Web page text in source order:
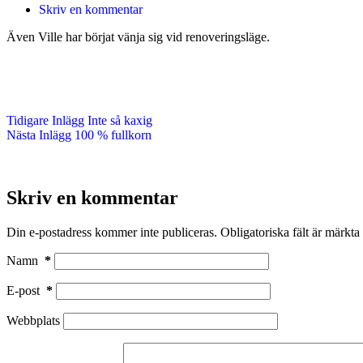
Skriv en kommentar
Även Ville har börjat vänja sig vid renoveringsläge.
Tidigare Inlägg Inte så kaxig
Nästa Inlägg 100 % fullkorn
Skriv en kommentar
Din e-postadress kommer inte publiceras. Obligatoriska fält är märkta
Namn *
E-post *
Webbplats